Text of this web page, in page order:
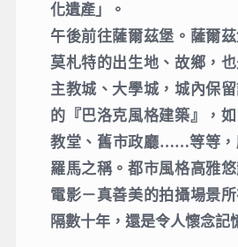
化遺產」。
午後前往薩爾茲堡。薩爾
莫札特的出生地、故鄉，
主教城、大學城，城內保
的『巴洛克風格建築』，
教堂、舊市政廳……等等，
羅馬之稱。都市風格高雅
電影－真善美的拍攝場景
隔數十年，還是令人懷念記